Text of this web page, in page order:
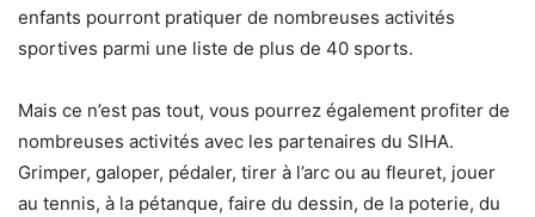
enfants pourront pratiquer de nombreuses activités
sportives parmi une liste de plus de 40 sports.
Mais ce n’est pas tout, vous pourrez également profiter de
nombreuses activités avec les partenaires du SIHA.
Grimper, galoper, pédaler, tirer à l’arc ou au fleuret, jouer
au tennis, à la pétanque, faire du dessin, de la poterie, du